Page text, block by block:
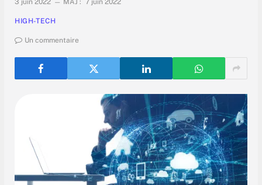
3 juin 2022
MAJ : 7 juin 2022
HIGH-TECH
Un commentaire